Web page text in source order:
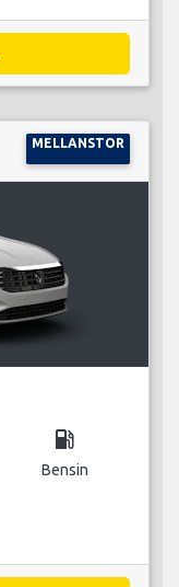
MELLANSTOR
local_gas_station
Bensin